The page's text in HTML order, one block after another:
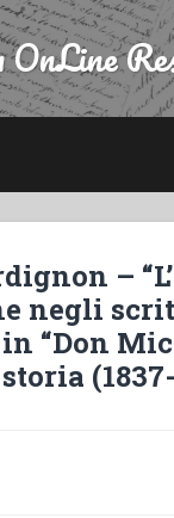
–
negli
in “Don
(1837-